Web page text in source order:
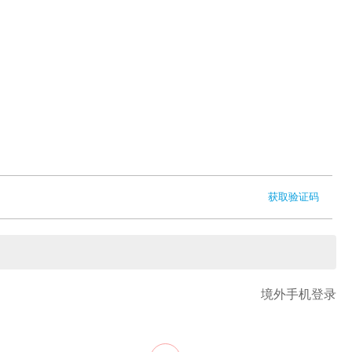
获取验证码
境外手机登录